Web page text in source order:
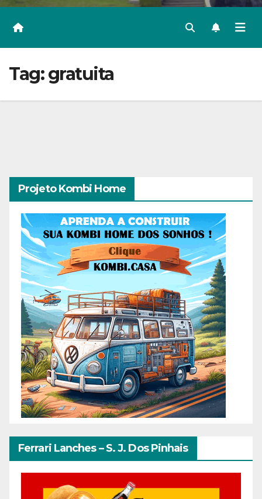
Tag:gratuita
Projeto Kombi Home
Ferrari Lanches – S. J. Dos Pinhais